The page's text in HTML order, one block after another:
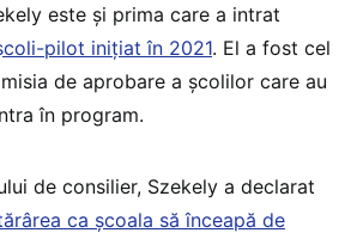
este și prima care a intrat
pilot inițiat în 2021. El a fost cel
de aprobare a școlilor care au
în program.
de consilier, Szekely a declarat
ca școala să înceapă de